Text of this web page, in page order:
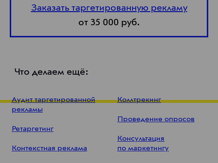
Заказать таргетированную рекламу
от 35 000 руб.
Что делаем ещё:
Аудит таргетированной
рекламы
Ретаргетинг
Контекстная реклама
Коллтрекинг
Проведение опросов
Консультация
по маркетингу